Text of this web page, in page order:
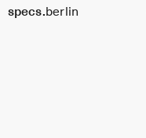
specs. berlin
Größe
48